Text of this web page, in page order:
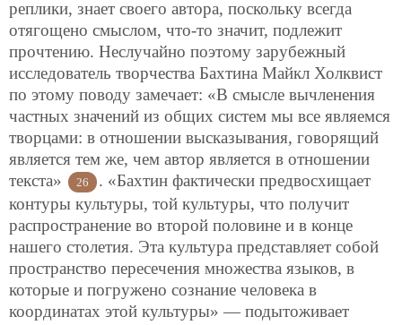
реплики, знает своего автора, поскольку всегда
отягощено смыслом, что-то значит, подлежит
прочтению. Неслучайно поэтому зарубежный
исследователь творчества Бахтина Майкл Холквист
по этому поводу замечает: «В смысле вычленения
частных значений из общих систем мы все являемся
творцами: в отношении высказывания, говорящий
является тем же, чем автор является в отношении
текста»
26
. «Бахтин фактически предвосхищает
контуры культуры, той культуры, что получит
распространение во второй половине и в конце
нашего столетия. Эта культура представляет собой
пространство пересечения множества языков, в
которые и погружено сознание человека в
координатах этой культуры» — подытоживает